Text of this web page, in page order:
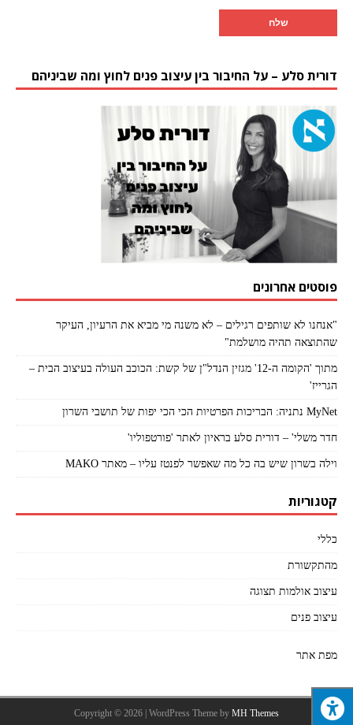
דורית סלע – על החיבור בין עיצוב פנים לחוץ ומה שביניהם
פוסטים אחרונים
"אנחנו לא שותפים רגילים – לא משנה מי מביא את הרעיון, העיקר
שהתוצאה תהיה מושלמת"
מתוך 'הקומה ה-12' מגזין הנדל"ן של קשת: הכוכב העולה בעיצוב הבית –
הגרייז'
MyNet נתניה: הבריכות הפרטיות הכי הכי יפות של תושבי השרון
חדר משלי' – דורית סלע בראיון לאתר 'פורטפוליו'
וילה בשרון שיש בה כל מה שאפשר לפנטז עליו – מאתר MAKO
קטגוריות
כללי
מהתקשורת
עיצוב אולמות תצוגה
עיצוב פנים
מפת אתר
Copyright © 2026 | WordPress Theme by MH Themes